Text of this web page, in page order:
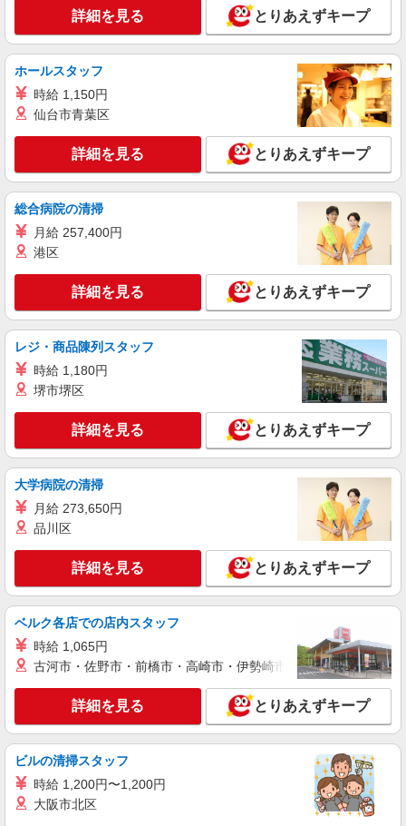
績 ※処遇改善手当は試用期間中(3ヶ月)は支給なし
パート
二日市温泉長寿苑そよ風：RO46104
NEW
年始手当：380円/時 ※12/300時〜1/324時 寸志あ
り：年2回（6月・12月） ※業績による ※処遇改
善手当は試用期間中(3ヶ月)は支給なし
福岡県筑紫野市武蔵1-1-24
キープ 詳細を見る
契約社員
二日市温泉長寿苑そよ風：RO10296
NEW
【月給】265,920円〜295,920円 ▼給与詳細 処
遇改善手当：35,920円 夜勤手当：30,000円（5回
分） ※6回目以降は1回6,000円支給 ▼下記別途支
給 通勤手当 年末年始手当：380円/時 寸志あり：
年2回（6月・12月） ※業績による 特別報酬：平
均34.1万円（最高額135万円） ※2025年6月支給実
績 ※処遇改善手当は試用期間中(3ヶ月)は支給なし
福岡県筑紫野市武蔵1-1-24
キープ 詳細を見る
パート
二日市温泉長寿苑そよ風：RO12486
NEW
グループホーム 介護スタッフ
【時給】1,257円〜1,420円 ▼給与詳細 処遇改
善手当：200〜220円/時 夜勤手当:6,000円/回 ▼下
記別途支給 通勤手当 年末年始手当：380円/時 寸
志あり：年2回（6月・12月） ※業績による ※処
遇改善手当は試用期間中(3ヶ月)は支給なし
詳細を見る
二日市温泉長寿苑そよ風：RO9840
NEW
ショートステイ 夜勤専従介護職
善手当：220円/時 夜勤手当:6,000円/回 ※夜勤1回
あたり27,920〜30,320円（処遇改善手当含） ▼下
記別途支給 通勤手当 年末年始手当：380円/時 寸
志あり：年2回（6月・12月） ※業績による ※処
遇改善手当は試用期間中(3ヶ月)は支給なし
キープ 詳細を見る
契約社員
二日市温泉長寿苑そよ風：RO9039
NEW
詳細を見る とりあえずキープ
ホールスタッフ
時給 1,150円
仙台市青葉区
詳細を見る とりあえずキープ
総合病院の清掃
月給 257,400円
港区
詳細を見る とりあえずキープ
レジ・商品陳列スタッフ
時給 1,180円
堺市堺区
詳細を見る とりあえずキープ
大学病院の清掃
月給 273,650円
品川区
詳細を見る とりあえずキープ
ベルク各店での店内スタッフ
時給 1,065円
古河市・佐野市・前橋市・高崎市・伊勢崎市・太田市・館林市
詳細を見る とりあえずキープ
ビルの清掃スタッフ
時給 1,200円〜1,200円
大阪市北区